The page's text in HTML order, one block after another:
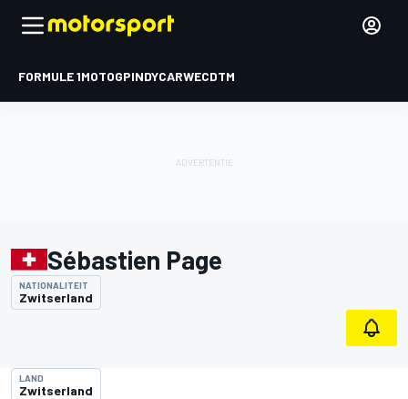
FORMULE 1MOTOGPINDYCARWECDTM
Sébastien Page
NATIONALITEIT
Zwitserland
LAND
Zwitserland